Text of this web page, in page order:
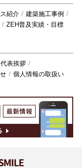
紹介
建築施工事例
ZEH普及実績・目標
表挨拶
個人情報の取扱い